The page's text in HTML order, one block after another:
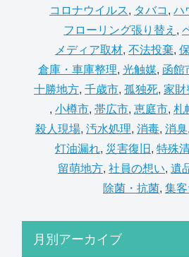
コロナウイルス, タバコ , ハ
フローリング張り替え ,
メディア取材, 不法投棄,
倉庫・車庫整理, 光触媒, 函館
十勝地方, 千歳市, 孤独死, 家財
, 小樽市, 帯広市, 恵庭市, 札
殺人現場, 汚水処理, 消毒, 消臭,
灯油漏れ, 災害復旧 , 特殊
留萌地方, 社員の想い, 遺
除菌・抗菌, 集客
月別アーカイブ